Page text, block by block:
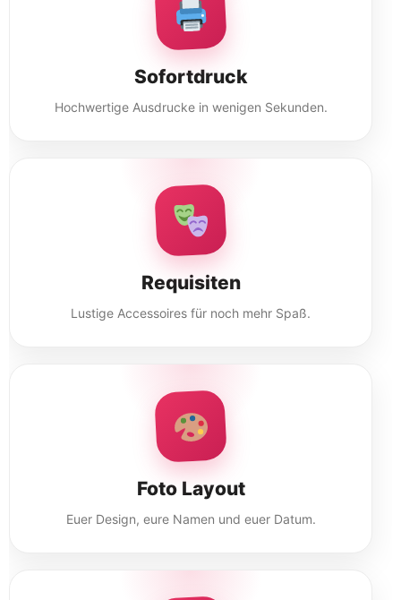
Sofortdruck
Hochwertige Ausdrucke in wenigen Sekunden.
Requisiten
Lustige Accessoires für noch mehr Spaß.
Foto Layout
Euer Design, eure Namen und euer Datum.